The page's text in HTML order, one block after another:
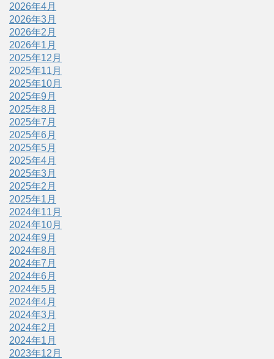
2026年4月
2026年3月
2026年2月
2026年1月
2025年12月
2025年11月
2025年10月
2025年9月
2025年8月
2025年7月
2025年6月
2025年5月
2025年4月
2025年3月
2025年2月
2025年1月
2024年11月
2024年10月
2024年9月
2024年8月
2024年7月
2024年6月
2024年5月
2024年4月
2024年3月
2024年2月
2024年1月
2023年12月